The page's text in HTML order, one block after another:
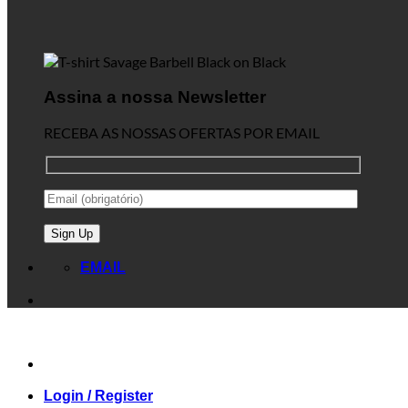
Assina a nossa Newsletter
RECEBA AS NOSSAS OFERTAS POR EMAIL
EMAIL
Login / Register